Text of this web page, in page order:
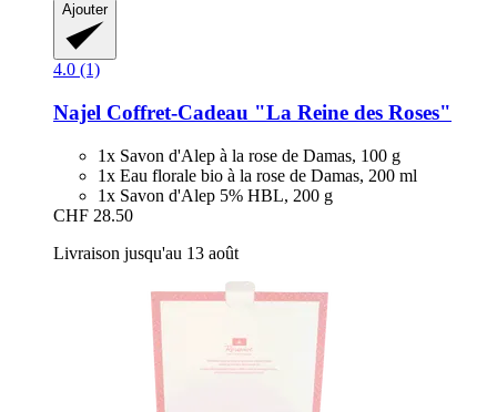
Ajouter
4.0 (1)
Najel Coffret-​Cadeau "La Reine des Roses"
1x Savon d'Alep à la rose de Damas, 100 g
1x Eau florale bio à la rose de Damas, 200 ml
1x Savon d'Alep 5% HBL, 200 g
CHF 28.50
Livraison jusqu'au 13 août